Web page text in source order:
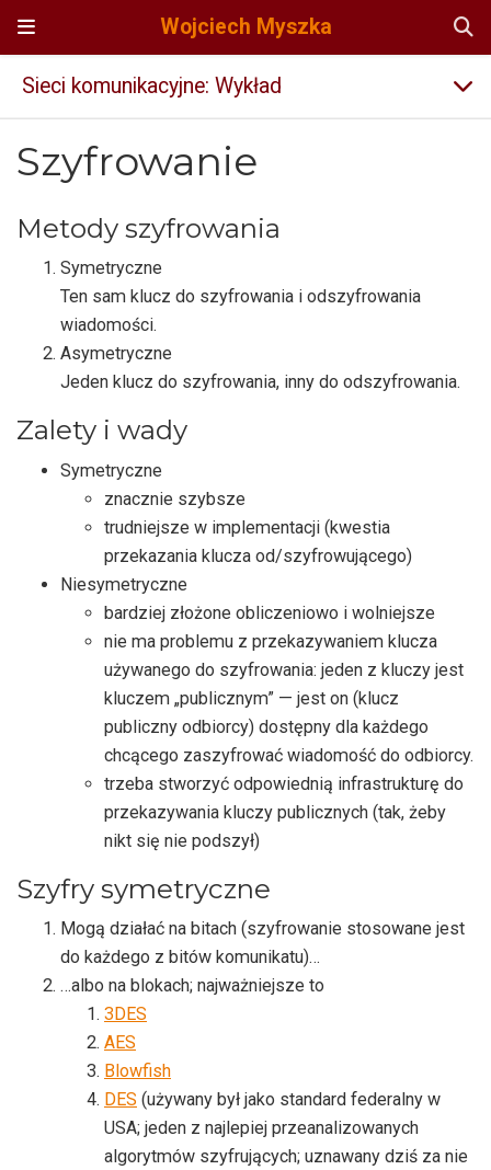
Wojciech Myszka
Sieci komunikacyjne: Wykład
Szyfrowanie
Metody szyfrowania
Symetryczne
Ten sam klucz do szyfrowania i odszyfrowania
wiadomości.
Asymetryczne
Jeden klucz do szyfrowania, inny do odszyfrowania.
Zalety i wady
Symetryczne
znacznie szybsze
trudniejsze w implementacji (kwestia
przekazania klucza od/szyfrowującego)
Niesymetryczne
bardziej złożone obliczeniowo i wolniejsze
nie ma problemu z przekazywaniem klucza
używanego do szyfrowania: jeden z kluczy jest
kluczem „publicznym” — jest on (klucz
publiczny odbiorcy) dostępny dla każdego
chcącego zaszyfrować wiadomość do odbiorcy.
trzeba stworzyć odpowiednią infrastrukturę do
przekazywania kluczy publicznych (tak, żeby
nikt się nie podszył)
Szyfry symetryczne
Mogą działać na bitach (szyfrowanie stosowane jest
do każdego z bitów komunikatu)…
…albo na blokach; najważniejsze to
3DES
AES
Blowfish
DES (używany był jako standard federalny w
USA; jeden z najlepiej przeanalizowanych
algorytmów szyfrujących; uznawany dziś za nie